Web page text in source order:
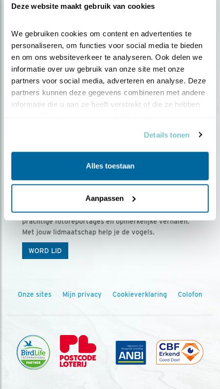
Deze website maakt gebruik van cookies
We gebruiken cookies om content en advertenties te
personaliseren, om functies voor social media te bieden
en om ons websiteverkeer te analyseren. Ook delen we
informatie over uw gebruik van onze site met onze
partners voor social media, adverteren en analyse. Deze
partners kunnen deze gegevens combineren met andere
informatie die u aan ze heeft verstrekt of die ze hebben
Details tonen
Alles toestaan
Aanpassen
Ontvang 5 x Vogels voor € 36,00 per jaar
Vogels is het tijdschrift voor onze leden, met
prachtige fotoreportages en opmerkelijke verhalen.
Met jouw lidmaatschap help je de vogels.
WORD LID
Onze sites Mijn privacy Cookieverklaring Colofon